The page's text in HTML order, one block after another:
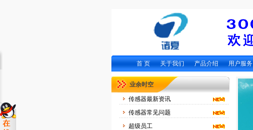
首 页 关于我们 产品介绍 用户服务
业余时空
传感器最新资讯
传感器常见问题
超级员工